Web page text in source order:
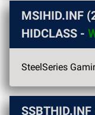
MSIHID.INF
HIDCLASS -
SteelSeries